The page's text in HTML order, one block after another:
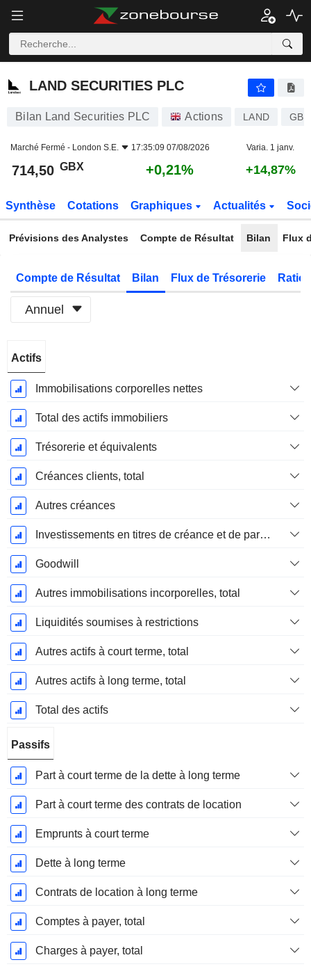
LAND SECURITIES PLC
LAND SECURITIES PLC
Bilan Land Securities PLC Actions LAND
Marché Fermé - London S.E. 17:35:09 07/08/2026 Varia. 1 janv.
714,50 GBX +0,21% +14,87%
Synthèse Cotations Graphiques Actualités
Prévisions des Analystes Compte de Résultat Bilan Flux
Compte de Résultat Bilan Flux de Trésorerie
Annuel
Fiscale:
Mars
Actifs
Immobilisations corporelles nettes
Total des actifs immobiliers
Trésorerie et équivalents
Créances clients, total
Autres créances
Investissements en titres de créance et de participation
Goodwill
Autres immobilisations incorporelles, total
Liquidités soumises à restrictions
Autres actifs à court terme, total
Autres actifs à long terme, total
Total des actifs
Passifs
Part à court terme de la dette à long terme
Part à court terme des contrats de location
Emprunts à court terme
Dette à long terme
Contrats de location à long terme
Comptes à payer, total
Charges à payer, total